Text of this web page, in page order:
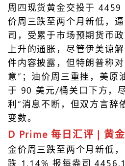
周四现货黄金交投于
价周三跌至两个月新低，
司，受累于市场预期货币
上升的通胀，尽管伊美谅
件内容披露，但特朗普称
意”；油价周三重挫，美原
于 90 美元/桶关口下方，
利”消息不断，但双方言辞
变数。
D Prime 每日汇评 | 黄
金价周三跌至两个月新低
跌 1.14% 报每盎司